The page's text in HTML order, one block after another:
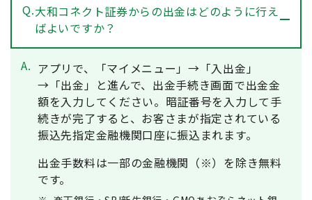
Q.大和コネクト証券からの出金はどのように行え
ばよいですか？
A. アプリで、「マイメニュー」→「入出金」
→「出金」と進んで、出金手続き画面で出金金
額を入力してください。暗証番号を入力して手
続きが完了すると、お客さまが指定されている
振込先指定金融機関口座に振込まれます。
出金手数料は一部の金融機関（※）を除き無料
です。